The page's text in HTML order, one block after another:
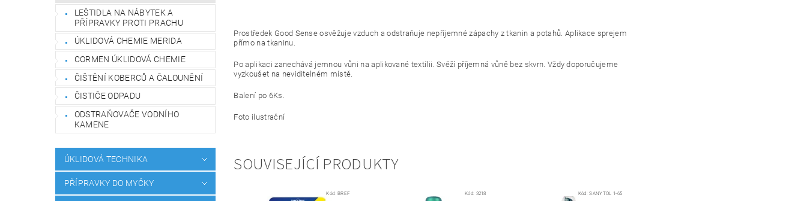
LEŠTIDLA NA NÁBYTEK A
PŘÍPRAVKY PROTI PRACHU
ÚKLIDOVÁ CHEMIE MERIDA
CORMEN ÚKLIDOVÁ CHEMIE
ČIŠTĚNÍ KOBERCŮ A ČALOUNĚNÍ
ČISTIČE ODPADU
ODSTRAŇOVAČE VODNÍHO
KAMENE
ÚKLIDOVÁ TECHNIKA
PŘÍPRAVKY DO MYČKY
Prostředek Good Sense osvěžuje vzduch a odstraňuje nepříjemné zápachy z tkanin a potahů. Aplikace sprejem
přímo na tkaninu.
Po aplikaci zanechává jemnou vůni na aplikované textílii. Svěží příjemná vůně bez skvrn. Vždy doporučujeme
vyzkoušet na neviditelném místě.
Balení po 6Ks.
Foto ilustrační
SOUVISEJÍCÍ PRODUKTY
Kód:BREF Kód: 3218 Kód:SANYTOL 1-65